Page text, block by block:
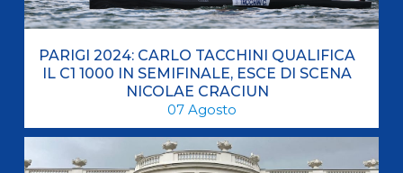
PARIGI 2024: CARLO TACCHINI QUALIFICA
IL C1 1000 IN SEMIFINALE, ESCE DI SCENA
NICOLAE CRACIUN
07 Agosto